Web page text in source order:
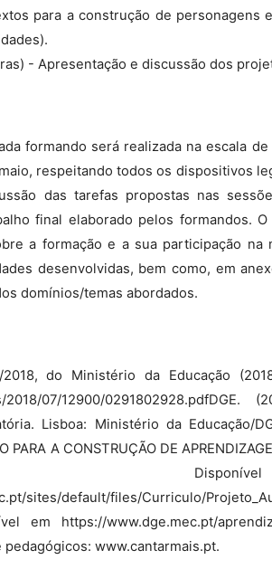
para a construção de personagens
- Apresentação e discussão dos
formando será realizada na escala
respeitando todos os dispositivos
das tarefas propostas nas
final elaborado pelos formandos.
a formação e a sua participação na
desenvolvidas, bem como, em
domínios/temas abordados.
do Ministério da Educação
2018/07/12900/
Lisboa: Ministério da Educação/
PARA A CONSTRUÇÃO DE
sites/default/files/Curriculo/
em https://www.dge.mec.pt/
www.cantarmais.pt.